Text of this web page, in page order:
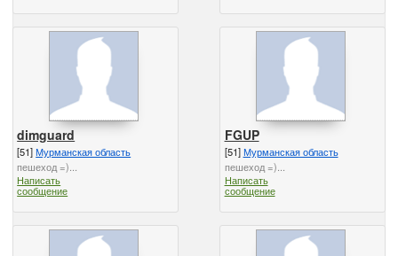
dimguard
[51]Мурманская область
пешеход =)...
Написать
сообщение
FGUP
[51]Мурманская область
пешеход =)...
Написать
сообщение